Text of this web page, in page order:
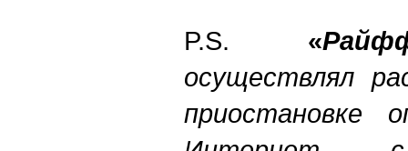
P.S. «
осуществлял
приостановке